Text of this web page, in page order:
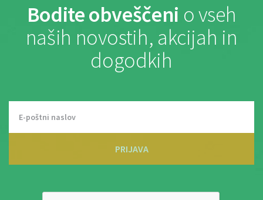
Bodite obveščeni o vseh
naših novostih, akcijah in
dogodkih
PRIJAVA